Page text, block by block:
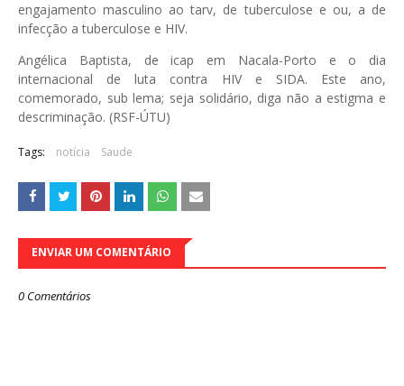
engajamento masculino ao tarv, de tuberculose e ou, a de
infecção a tuberculose e HIV.
Angélica Baptista, de icap em Nacala-Porto e o dia
internacional de luta contra HIV e SIDA. Este ano,
comemorado, sub lema; seja solidário, diga não a estigma e
descriminação. (RSF-ÚTU)
Tags: notícia Saude
ENVIAR UM COMENTÁRIO
0 Comentários